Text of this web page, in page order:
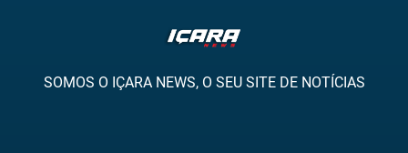
SOMOS O IÇARA NEWS, O SEU SITE DE NOTÍCIAS